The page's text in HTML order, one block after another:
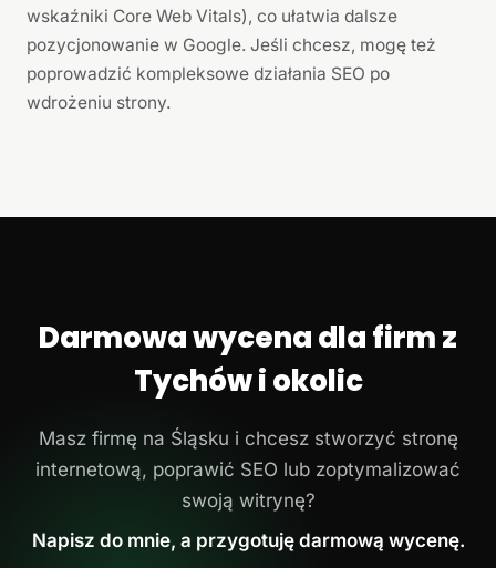
wskaźniki Core Web Vitals), co ułatwia dalsze
pozycjonowanie w Google. Jeśli chcesz, mogę też
poprowadzić kompleksowe działania SEO po
wdrożeniu strony.
Darmowa wycena dla firm z
Tychów i okolic
Masz firmę na Śląsku i chcesz stworzyć stronę
internetową, poprawić SEO lub zoptymalizować
swoją witrynę?
Napisz do mnie, a przygotuję darmową wycenę.